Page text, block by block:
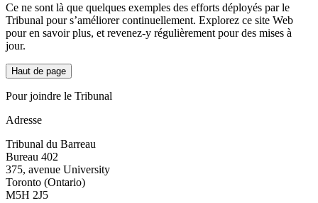
Ce ne sont là que quelques exemples des efforts déployés par le
Tribunal pour s’améliorer continuellement. Explorez ce site Web
pour en savoir plus, et revenez-y régulièrement pour des mises à
jour.
Haut de page
Pour joindre le Tribunal
Adresse
Tribunal du Barreau
Bureau 402
375, avenue University
Toronto (Ontario)
M5H 2J5